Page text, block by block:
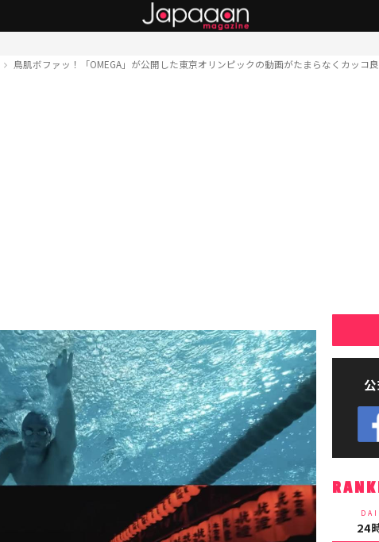
鳥肌ボファッ！「OMEGA」が公開した東京オリンピックの動画がたまらなくカッコ良
24